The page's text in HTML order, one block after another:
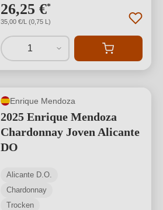
26,25 €*
35,00 €/L (0,75 L)
1
Enrique Mendoza
2025 Enrique Mendoza
Chardonnay Joven Alicante
DO
Alicante D.O.
Chardonnay
Trocken